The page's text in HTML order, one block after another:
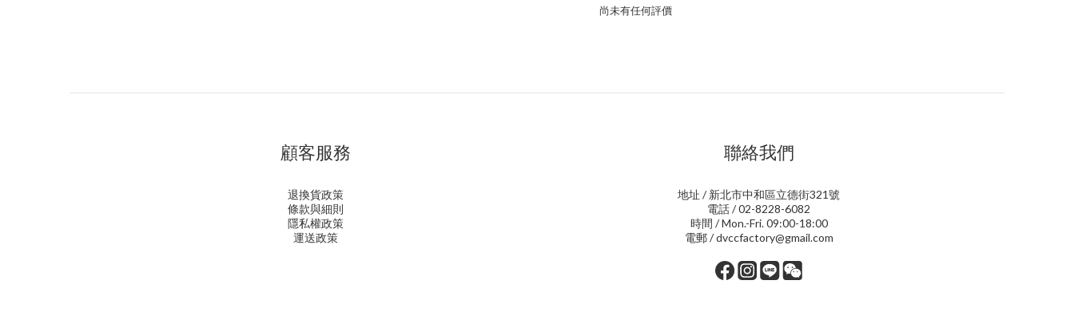
尚未有任何評價
顧客服務
退換貨政策
條款與細則
隱私權政策
運送政策
聯絡我們
地址 / 新北市中和區立德街321號
電話 / 02-8228-6082
時間 / Mon.-Fri. 09:00-18:00
電郵 / dvccfactory@gmail.com